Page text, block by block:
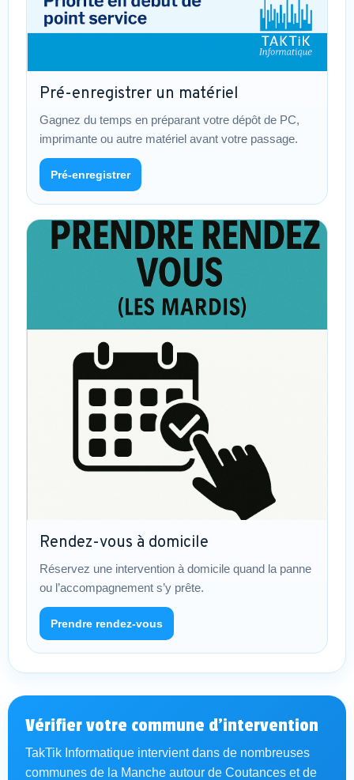
Pré-enregistrer un matériel
Gagnez du temps en préparant votre dépôt de PC,
imprimante ou autre matériel avant votre passage.
Pré-enregistrer
Rendez-vous à domicile
Réservez une intervention à domicile quand la panne
ou l’accompagnement s’y prête.
Prendre rendez-vous
Vérifier votre commune d’intervention
TakTik Informatique intervient dans de nombreuses
communes de la Manche autour de Coutances et de